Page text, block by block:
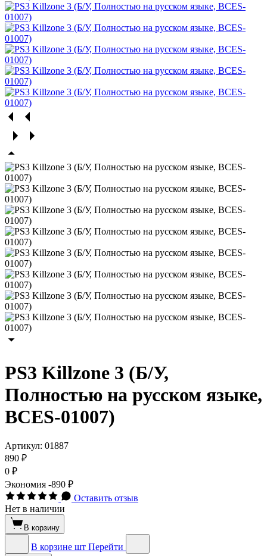
PS3 Killzone 3 (Б/У,
Полностью на русском языке,
BCES-01007)
Артикул: 01887
890 ₽
0 ₽
Экономия -890 ₽
Оставить отзыв
Нет в наличии
В корзину
В корзине шт Перейти